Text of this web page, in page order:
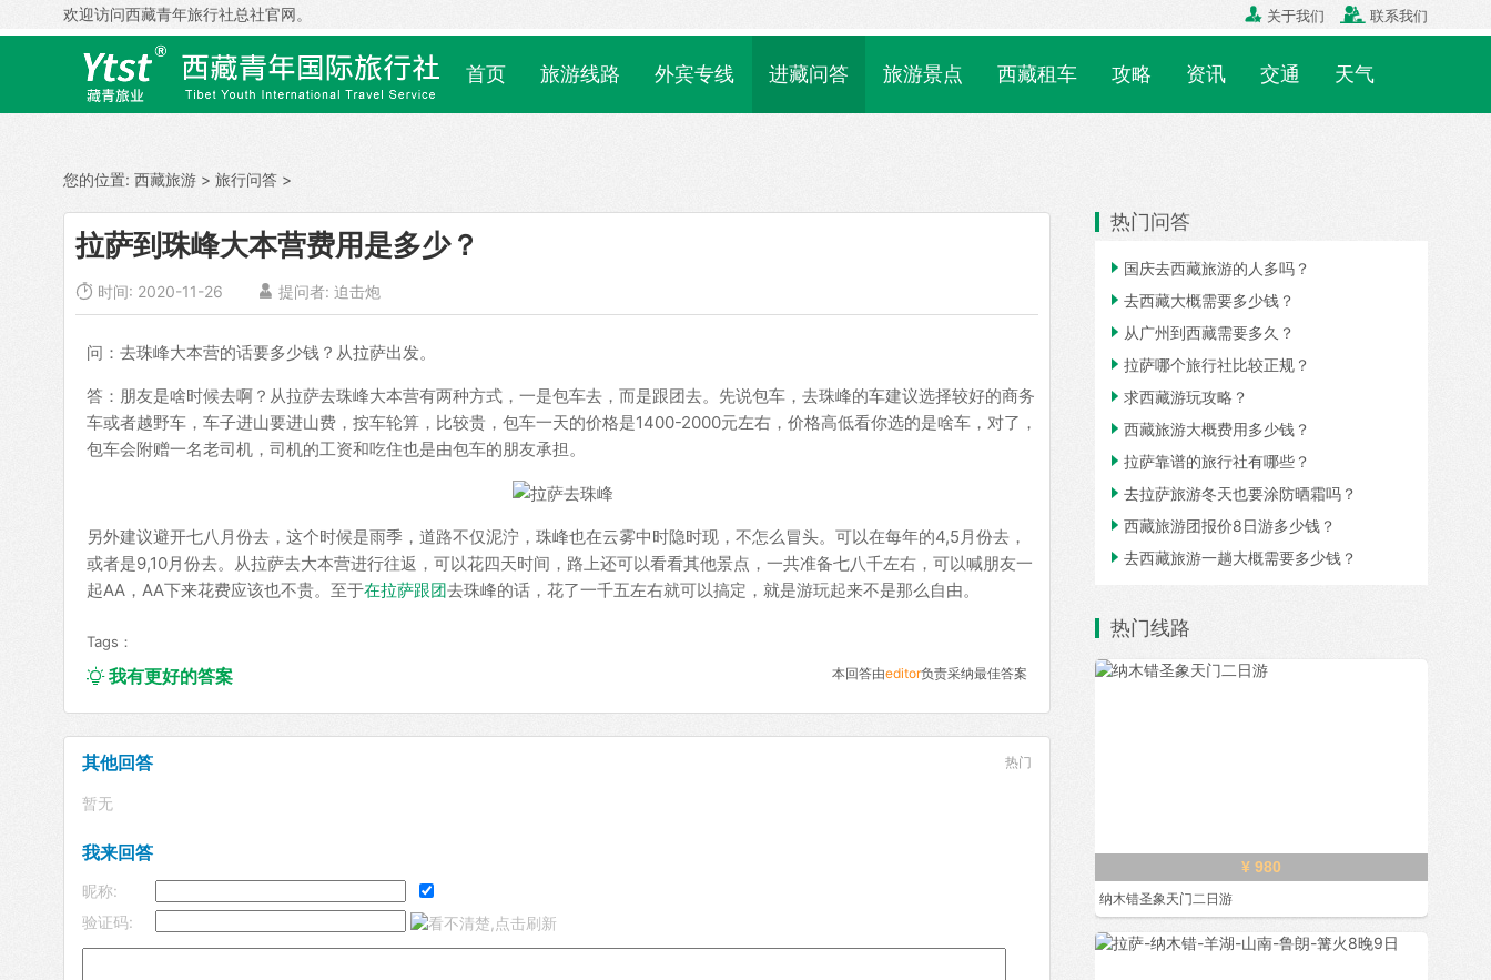
欢迎访问西藏青年旅行社总社官网。  关于我们  联系我们
首页 旅游线路 外宾专线 进藏问答 旅游景点 西藏租车 攻略 资讯 交通 天气
您的位置: 西藏旅游 > 旅行问答 >
拉萨到珠峰大本营费用是多少？
 时间: 2020-11-26  提问者: 迫击炮
问：去珠峰大本营的话要多少钱？从拉萨出发。
答：朋友是啥时候去啊？从拉萨去珠峰大本营有两种方式，一是包车去，而是跟团去。先说包车，去珠峰的车建议选择较好的商务
车或者越野车，车子进山要进山费，按车轮算，比较贵，包车一天的价格是1400-2000元左右，价格高低看你选的是啥车，对了，
包车会附赠一名老司机，司机的工资和吃住也是由包车的朋友承担。
另外建议避开七八月份去，这个时候是雨季，道路不仅泥泞，珠峰也在云雾中时隐时现，不怎么冒头。可以在每年的4,5月份去，
或者是9,10月份去。从拉萨去大本营进行往返，可以花四天时间，路上还可以看看其他景点，一共准备七八千左右，可以喊朋友一
起AA，AA下来花费应该也不贵。至于在拉萨跟团去珠峰的话，花了一千五左右就可以搞定，就是游玩起来不是那么自由。
Tags：
我有更好的答案 本回答由editor负责采纳最佳答案
其他回答 热门
暂无
我来回答
昵称:
验证码:
热门问答
 国庆去西藏旅游的人多吗？
 去西藏大概需要多少钱？
 从广州到西藏需要多久？
 拉萨哪个旅行社比较正规？
 求西藏游玩攻略？
 西藏旅游大概费用多少钱？
 拉萨靠谱的旅行社有哪些？
 去拉萨旅游冬天也要涂防晒霜吗？
 西藏旅游团报价8日游多少钱？
 去西藏旅游一趟大概需要多少钱？
热门线路
¥ 980
纳木错圣象天门二日游